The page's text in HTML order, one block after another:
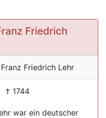
Friedrich
Friedrich Lehr
† 1744
war ein deutscher